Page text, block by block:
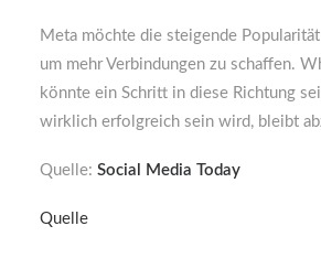
Meta möchte die steigende
um mehr Verbindungen zu schaffen.
könnte ein Schritt in diese Richtung
wirklich erfolgreich sein wird, bleibt
Quelle: Social Media Today
Quelle